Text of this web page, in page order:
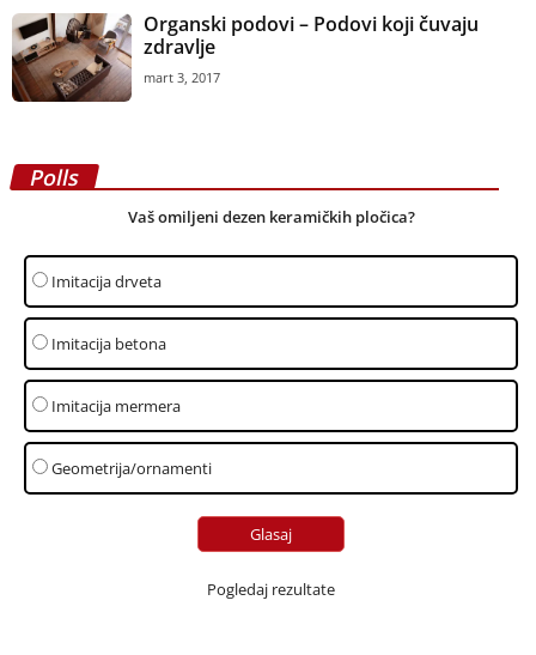
Organski podovi – Podovi koji čuvaju
zdravlje
mart 3, 2017
Polls
Vaš omiljeni dezen keramičkih pločica?
Imitacija drveta
Imitacija betona
Imitacija mermera
Geometrija/ornamenti
Pogledaj rezultate